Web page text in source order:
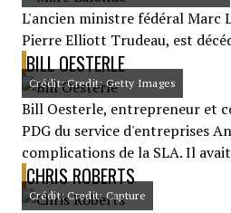
L'ancien ministre fédéral Marc
Pierre Elliott Trudeau, est
BILL OESTERLE
Crédit: Credit: Getty Images
Bill Oesterle, entrepreneur et
PDG du service d'entreprises
complications de la SLA. Il
CHRIS ROBERTS
Crédit: Credit: Capture